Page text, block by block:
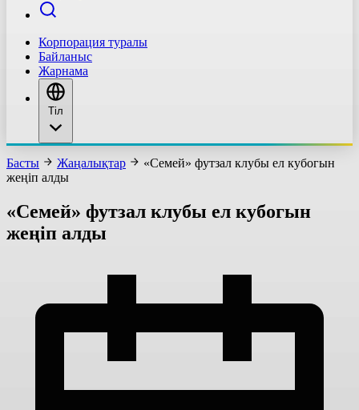
Корпорация туралы
Байланыс
Жарнама
Тіл
Басты Жаңалықтар
«Семей» футзал клубы ел кубогын
жеңіп алды
«Семей» футзал клубы ел кубогын
жеңіп алды